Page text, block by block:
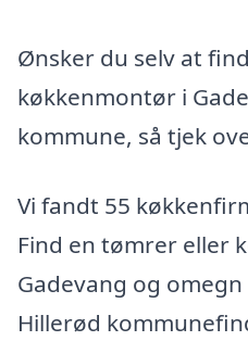
Ønsker du selv at
køkkenmontør i
kommune, så tjek
Vi fandt 55
Find en tømrer eller
Gadevang og
Hillerød